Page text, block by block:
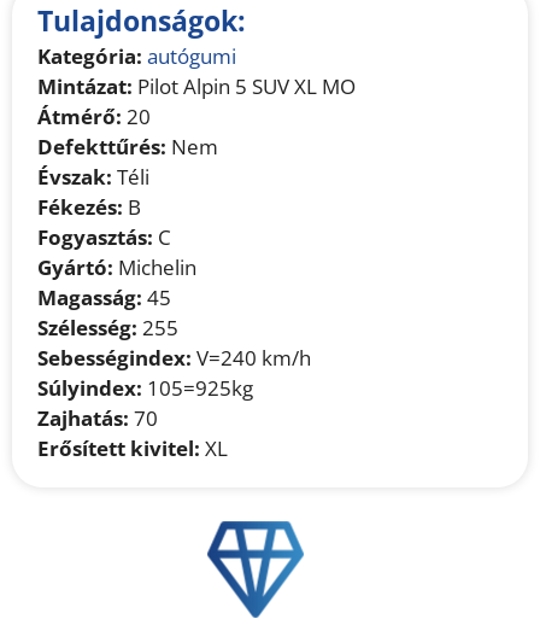
Tulajdonságok:
Kategória: autógumi
Mintázat: Pilot Alpin 5 SUV XL MO
Átmérő: 20
Defekttűrés: Nem
Évszak: Téli
Fékezés: B
Fogyasztás: C
Gyártó: Michelin
Magasság: 45
Szélesség: 255
Sebességindex: V=240 km/h
Súlyindex: 105=925kg
Zajhatás: 70
Erősített kivitel: XL